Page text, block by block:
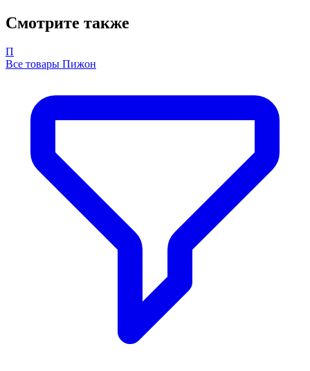
Смотрите также
П
Все товары Пижон